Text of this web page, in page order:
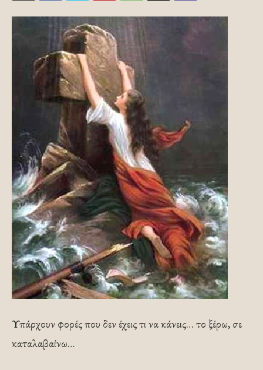
Υπάρχουν φορές που δεν έχεις τι να κάνεις… το ξέρω, σε
καταλαβαίνω…